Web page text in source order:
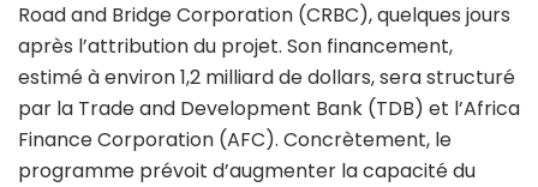
Road and Bridge Corporation (CRBC), quelques jours
après l’attribution du projet. Son financement,
estimé à environ 1,2 milliard de dollars, sera structuré
par la Trade and Development Bank (TDB) et l’Africa
Finance Corporation (AFC). Concrètement, le
programme prévoit d’augmenter la capacité du